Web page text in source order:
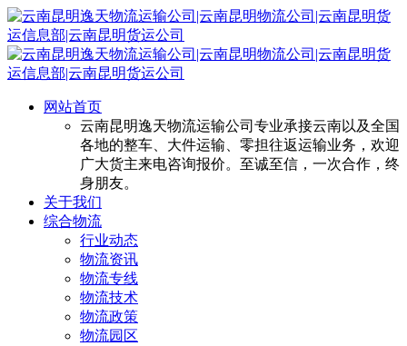
网站首页
云南昆明逸天物流运输公司专业承接云南以及全国
各地的整车、大件运输、零担往返运输业务，欢迎
广大货主来电咨询报价。至诚至信，一次合作，终
身朋友。
关于我们
综合物流
行业动态
物流资讯
物流专线
物流技术
物流政策
物流园区